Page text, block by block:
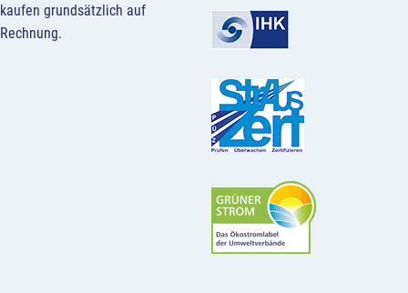
kaufen grundsätzlich auf
Rechnung.